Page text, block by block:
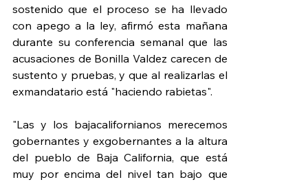
sostenido que el proceso se ha llevado
con apego a la ley, afirmó esta mañana
durante su conferencia semanal que las
acusaciones de Bonilla Valdez carecen de
sustento y pruebas, y que al realizarlas el
exmandatario está "haciendo rabietas".
"Las y los bajacalifornianos merecemos
gobernantes y exgobernantes a la altura
del pueblo de Baja California, que está
muy por encima del nivel tan bajo que